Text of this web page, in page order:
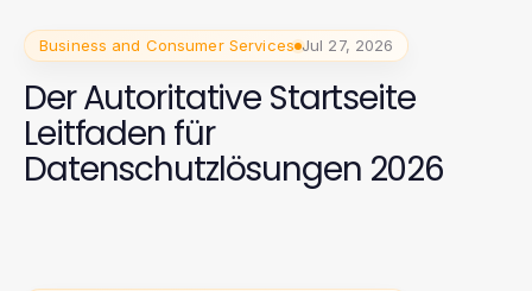
Business and Consumer Services Jul 27, 2026
Der Autoritative Startseite
Leitfaden für
Datenschutzlösungen 2026